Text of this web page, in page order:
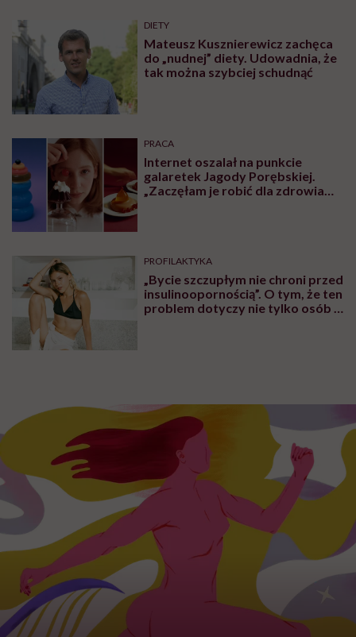
Początek rozmowy. Dlaczego nie mówimy "osoba
otyła", tylko "osoba z otyłością"? O języku, który
nie stygmatyzuje.
"Odchudzanie nie jest tym samym, co leczenie
otyłości". Czym naprawdę jest choroba
otyłościowa?
Dr Brzegowy: Ruch body positive zrobił wiele
dobrego, ale zrobił też trochę zamieszania